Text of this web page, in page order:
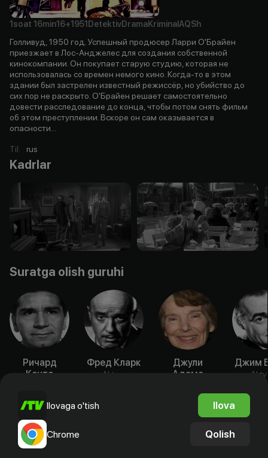
1soat 16min16+1951 DetektivDramaKriminal AQSh
Голливуд, 1950 год. Успешный продюсер Ларри О'Брайен
приезжает в Лос-Анджелес для создания собственной
кинокомпании. Он покупает старую студию, которая не
использовалась со времен немого кино. Когда-то в этом
здании был застрелен известный режиссёр, но убийство до
сих пор не раскрыто. О'Брайен решает самостоятельно
довести расследование до конца, чтобы потом снять фильм
об этом преступлении. Вскоре он сам оказывается в
опасности...
Til: rus
Kadrlar
Suratga olish guruhi
Ричард
Конте
Фред Кларк
Aktyor
Джули
Адамс
Джим
Ilovaga o'tish Ilova
Chrome Qolish